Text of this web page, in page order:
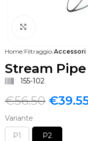
Home Filtraggio Accessori
Stream Pipe
155-102
€56.50 €
Variante
P1
P2